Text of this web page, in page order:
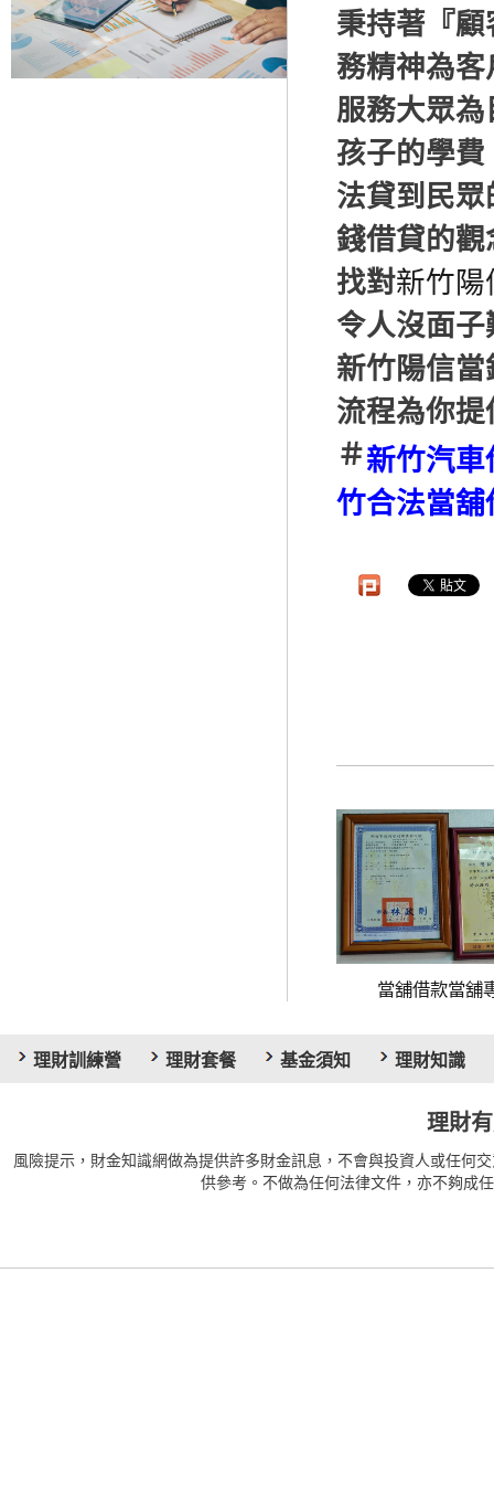
秉持著『
務精神為
服務大眾
孩子的學
法貸到民
錢借貸的觀
找對新竹陽
令人沒面
新竹陽信當
流程為你
＃新竹汽
竹合法當舖
當舖借款當舖
理財訓練營 理財套餐 基金須知 理財知識
理財
風險提示，財金知識網做為提供許多財金訊息，不會與投資人或任何
供參考。不做為任何法律文件，亦不夠成